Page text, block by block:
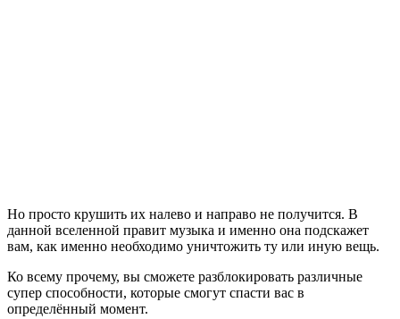
Но просто крушить их налево и направо не получится. В
данной вселенной правит музыка и именно она подскажет
вам, как именно необходимо уничтожить ту или иную вещь.
Ко всему прочему, вы сможете разблокировать различные
супер способности, которые смогут спасти вас в
определённый момент.